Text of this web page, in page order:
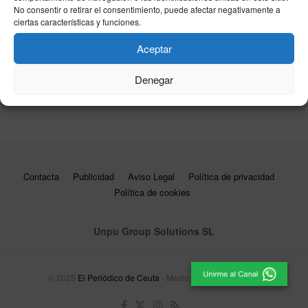
No consentir o retirar el consentimiento, puede afectar negativamente a
ciertas características y funciones.
Aceptar
Denegar
22/04/2026
ONCE y Bonoloto: resultados de los sorteos de
ayer, miércoles 8 de abril de 2026
Contacta Publicidad Aviso Legal
Política de privacidad
Política de cookies
Unpu Group Solutions SL
© 2025 El Periódico de Ceuta - Medio de Comunicación